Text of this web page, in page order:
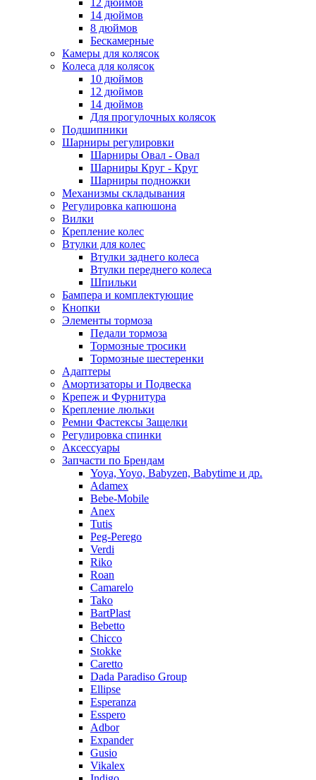
12 дюймов
14 дюймов
8 дюймов
Бескамерные
Камеры для колясок
Колеса для колясок
10 дюймов
12 дюймов
14 дюймов
Для прогулочных колясок
Подшипники
Шарниры регулировки
Шарниры Овал - Овал
Шарниры Круг - Круг
Шарниры подножки
Механизмы складывания
Регулировка капюшона
Вилки
Крепление колес
Втулки для колес
Втулки заднего колеса
Втулки переднего колеса
Шпильки
Бампера и комплектующие
Кнопки
Элементы тормоза
Педали тормоза
Тормозные тросики
Тормозные шестеренки
Адаптеры
Амортизаторы и Подвеска
Крепеж и Фурнитура
Крепление люльки
Ремни Фастексы Защелки
Регулировка спинки
Аксессуары
Запчасти по Брендам
Yoya, Yoyo, Babyzen, Babytime и др.
Adamex
Bebe-Mobile
Anex
Tutis
Peg-Perego
Verdi
Riko
Roan
Camarelo
Tako
BartPlast
Bebetto
Chicco
Stokke
Caretto
Dada Paradiso Group
Ellipse
Esperanza
Esspero
Adbor
Expander
Gusio
Vikalex